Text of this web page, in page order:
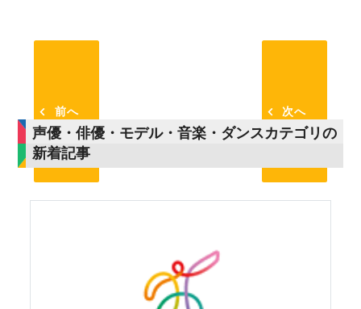
前へ 次へ
声優・俳優・モデル・音楽・ダンスカテゴリの
新着記事